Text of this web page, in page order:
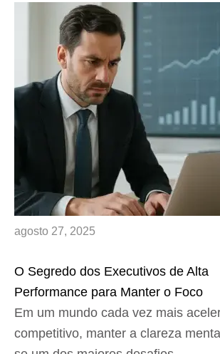
agosto 27, 2025
O Segredo dos Executivos de Alta
Performance para Manter o Foco
Em um mundo cada vez mais
competitivo, manter a clareza